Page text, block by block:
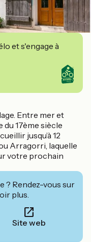
et s'engage à
Entre mer et
du 17ème siècle
jusqu’à 12
Arragorri, laquelle
votre prochain
? Rendez-vous sur
plus.
Site web